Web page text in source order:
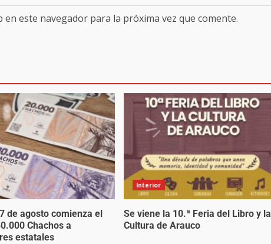
este navegador para la próxima vez que comente.
de agosto comienza el
Chachos a
estatales
Interior
Se viene la 10.ª Feria del Libro y la
Cultura de Arauco